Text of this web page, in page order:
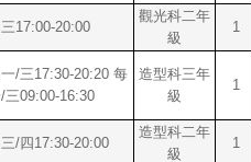
17:00-20:00
觀光科二年
級
1
/三17:30-20:20 每
三09:00-16:30
造型科三年
級
1
/四17:30-20:00
造型科二年
級
1